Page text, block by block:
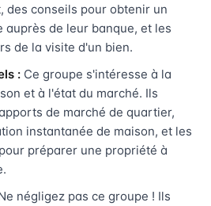
des conseils pour obtenir un
auprès de leur banque, et les
de la visite d'un bien.
: Ce groupe s'intéresse à la
et à l'état du marché. Ils
de marché de quartier,
instantanée de maison, et les
préparer une propriété à
négligez pas ce groupe ! Ils